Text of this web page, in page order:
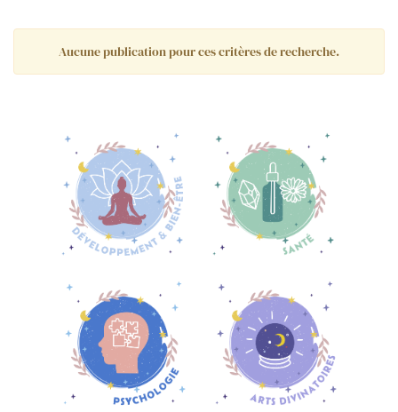
Aucune publication pour ces critères de recherche.